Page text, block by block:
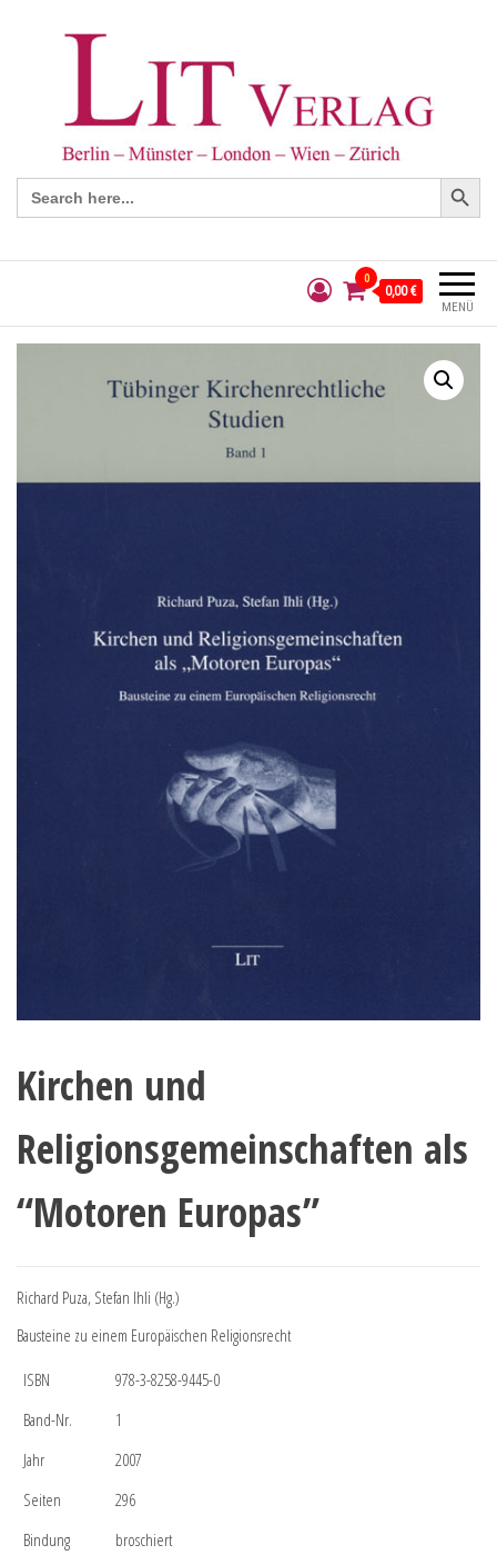
Search
for:
Search Button
MENÜ
0
0,00 €
Kirchen und
Religionsgemeinschaften als
“Motoren Europas”
Richard Puza, Stefan Ihli (Hg.)
Bausteine zu einem Europäischen Religionsrecht
ISBN
978-3-8258-9445-0
Band-Nr.
1
Jahr
2007
Seiten
296
Bindung
broschiert